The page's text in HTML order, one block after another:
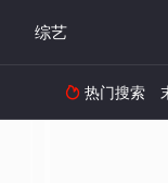
综艺
 热门搜索